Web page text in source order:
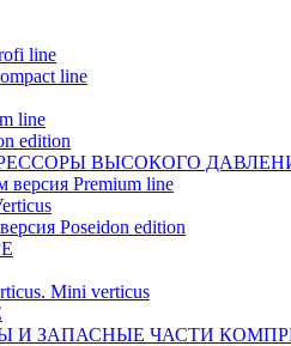
line
line
line
edition
ВЫСОКОГО
Premium line
Poseidon edition
Mini verticus
И ЗАПАСНЫЕ ЧАСТИ